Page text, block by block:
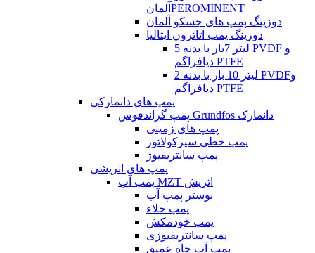
آلمانPEROMINENT
دوزینگ پمپ های جسکو آلمان
دوزینگ پمپ اتاترون ایتالیا
5 لیتر 7بار با بدنه PVDF و
دیافراگم PTFE
2 لیتر 10 بار با بدنه PVDFو
دیافراگم PTFE
پمپ های دانمارکی
پمپ گراندفوس Grundfos دانمارک
پمپ های زمینی
پمپ خطی سیرکولاتور
پمپ سانتریفیوژ
پمپ های اتریشی
پمپ آب MZT اتریش
بوستر پمپ آب
پمپ خلاء
پمپ خودمکش
پمپ سانتریفیوژی
پمپ آب چاه عمیق